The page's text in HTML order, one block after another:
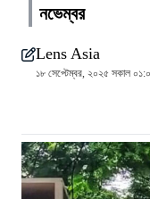
নভেম্বর
Lens Asia
১৮ সেপ্টেম্বর, ২০২৫ সকাল